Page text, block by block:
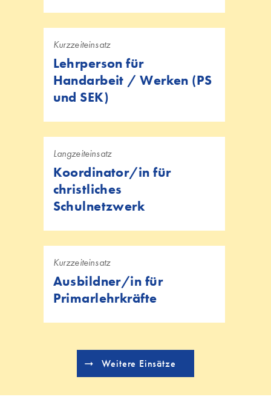
Kurzzeiteinsatz
Lehrperson für
Handarbeit / Werken (PS
und SEK)
Langzeiteinsatz
Koordinator/in für
christliches
Schulnetzwerk
Kurzzeiteinsatz
Ausbildner/in für
Primarlehrkräfte
Weitere Einsätze